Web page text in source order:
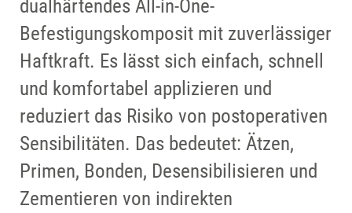
dualhärtendes All-in-One-
Befestigungskomposit mit zuverlässiger
Haftkraft. Es lässt sich einfach, schnell
und komfortabel applizieren und
reduziert das Risiko von postoperativen
Sensibilitäten. Das bedeutet: Ätzen,
Primen, Bonden, Desensibilisieren und
Zementieren von indirekten